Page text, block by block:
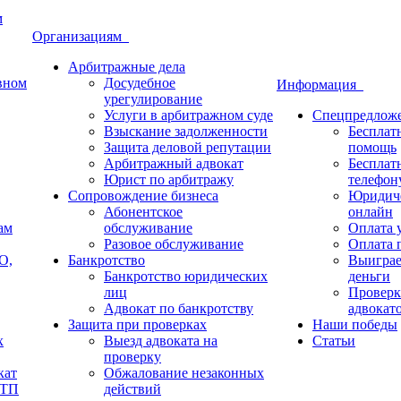
Организациям
Арбитражные дела
Досудебное
урегулирование
Услуги в арбитражном суде
Взыскание задолженности
Защита деловой репутации
Арбитражный адвокат
Юрист по арбитражу
Сопровождение бизнеса
Абонентское
обслуживание
Разовое обслуживание
Банкротство
Банкротство юридических
лиц
Адвокат по банкротству
Защита при проверках
Выезд адвоката на
проверку
Обжалование незаконных
действий
Информация
помощь
онлайн
Оплата
Оплата
деньги
Наши победы
Статьи